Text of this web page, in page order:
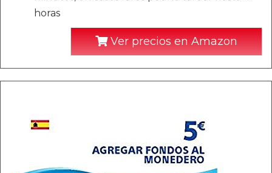
horas
Ver precios en Amazon